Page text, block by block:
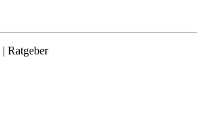
Ratgeber